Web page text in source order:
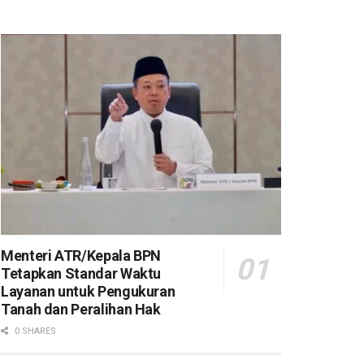
Menteri ATR/Kepala BPN
Tetapkan Standar Waktu
Layanan untuk Pengukuran
Tanah dan Peralihan Hak
0 SHARES